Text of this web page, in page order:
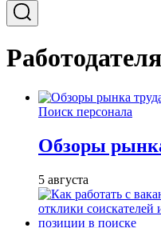
Поиск персонала
Обзоры
5 августа